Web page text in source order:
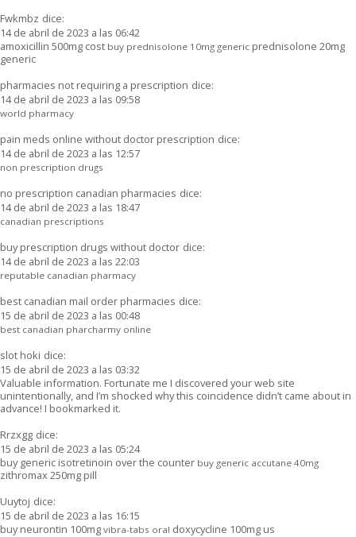
Fwkmbz dice:
14 de abril de 2023 a las 06:42
amoxicillin 500mg cost buy prednisolone 10mg generic prednisolone 20mg
generic
pharmacies not requiring a prescription dice:
14 de abril de 2023 a las 09:58
world pharmacy
pain meds online without doctor prescription dice:
14 de abril de 2023 a las 12:57
non prescription drugs
no prescription canadian pharmacies dice:
14 de abril de 2023 a las 18:47
canadian prescriptions
buy prescription drugs without doctor dice:
14 de abril de 2023 a las 22:03
reputable canadian pharmacy
best canadian mail order pharmacies dice:
15 de abril de 2023 a las 00:48
best canadian pharcharmy online
slot hoki dice:
15 de abril de 2023 a las 03:32
Valuable information. Fortunate me I discovered your web site
unintentionally, and I’m shocked why this coincidence didn’t came about in
advance! I bookmarked it.
Rrzxgg dice:
15 de abril de 2023 a las 05:24
buy generic isotretinoin over the counter buy generic accutane 40mg
zithromax 250mg pill
Uuytoj dice:
15 de abril de 2023 a las 16:15
buy neurontin 100mg vibra-tabs oral doxycycline 100mg us